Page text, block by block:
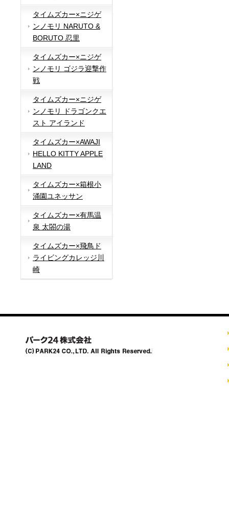
タイムズカー×ニジゲ
ンノモリ NARUTO &
BORUTO 忍里
タイムズカー×ニジゲ
ンノモリ ゴジラ迎撃作
戦
タイムズカー×ニジゲ
ンノモリ ドラゴンクエ
スト アイランド
タイムズカー×AWAJI
HELLO KITTY APPLE
LAND
タイムズカー×箱根小
涌園ユネッサン
タイムズカー×有馬温
泉 太閤の湯
タイムズカー×飛鳥ド
ライビングカレッジ川
崎